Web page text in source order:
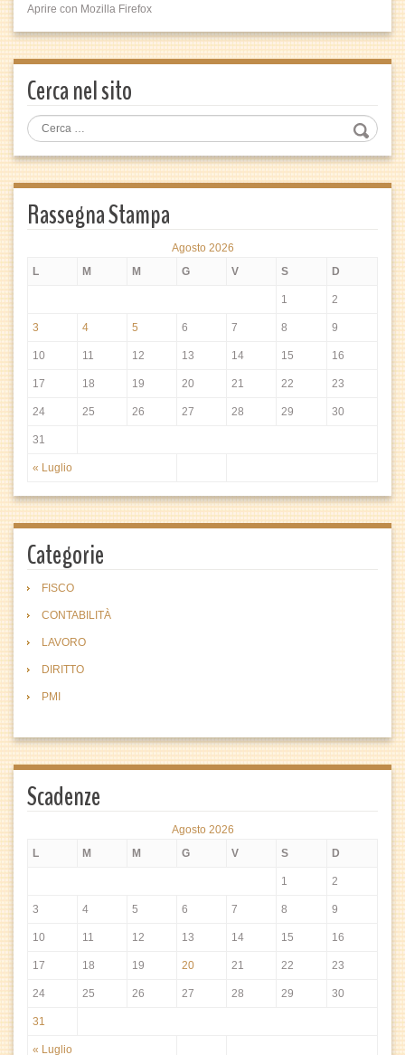
Aprire con Mozilla Firefox
Cerca nel sito
Rassegna Stampa
Agosto 2026
L
M M G V S D
« Luglio
1 2
3 4 5 6 7 8 9
10 11 12 13 14 15 16
17 18 19 20 21 22 23
24 25 26 27 28 29 30
31
Categorie
FISCO
CONTABILITÀ
LAVORO
DIRITTO
PMI
Scadenze
Agosto 2026
L
M M G V S D
« Luglio
1 2
3 4 5 6 7 8 9
10 11 12 13 14 15 16
17 18 19 20 21 22 23
24 25 26 27 28 29 30
31